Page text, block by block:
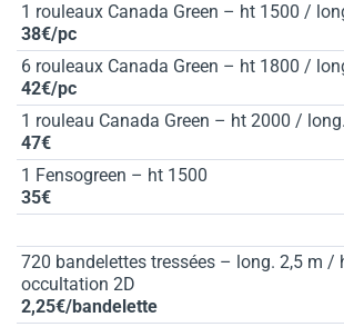
1 rouleaux Canada Green – ht 1500 /
38€/pc
6 rouleaux Canada Green – ht 1800 /
42€/pc
1 rouleau Canada Green – ht 2000 /
47€
1 Fensogreen – ht 1500
35€
720 bandelettes tressées – long. 2,5 m /
occultation 2D
2,25€/bandelette